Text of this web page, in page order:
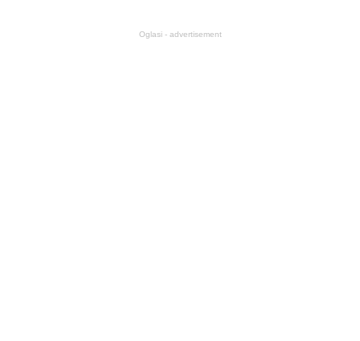
Oglasi - advertisement